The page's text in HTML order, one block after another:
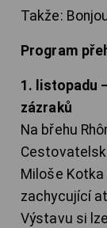
Takže:
Program
1. listopadu
zázraků
Na břehu
Miloše
zachycující
Výstavu si